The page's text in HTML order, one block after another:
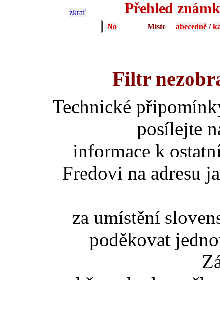
zkrať Přehled
No Místo abecedně/
Filtr
Technické
posílejte
informace k
Fredovi na adresu
za umístění
poděkovat
takže pokud se